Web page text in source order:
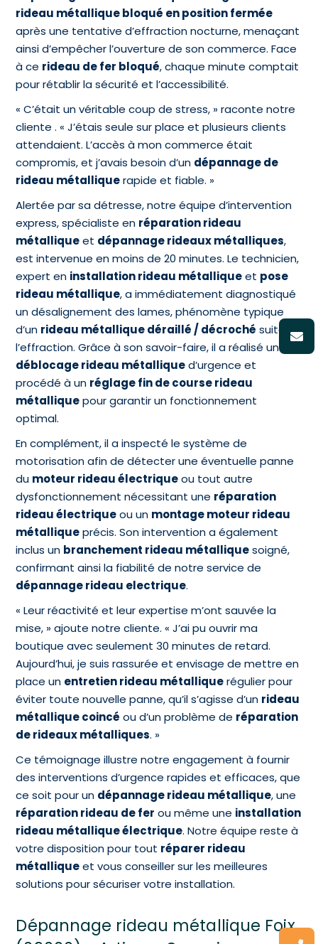
rideau métallique bloqué en position fermée
après une tentative d’effraction nocturne, menaçant
ainsi d’empêcher l’ouverture de son commerce. Face
à ce rideau de fer bloqué, chaque minute comptait
pour rétablir la sécurité et l’accessibilité.
« C’était un véritable coup de stress, » raconte notre
cliente . « J’étais seule sur place et plusieurs clients
attendaient. L’accès à mon commerce était
compromis, et j’avais besoin d’un dépannage de
rideau métalliquerapide et fiable. »
Alertée par sa détresse, notre équipe d’intervention
express, spécialiste en réparation rideau
métalliqueet dépannage rideaux métalliques,
est intervenue en moins de 20 minutes. Le technicien,
expert en installation rideau métalliqueet pose
rideau métallique, a immédiatement diagnostiqué
un désalignement des lames, phénomène typique
d’un rideau métallique déraillé / décroché suite à
l’effraction. Grâce à son savoir-faire, il a réalisé un
déblocage rideau métalliqued’urgence et
procédé à un réglage fin de course rideau
métalliquepour garantir un fonctionnement
optimal.
En complément, il a inspecté le système de
motorisation afin de détecter une éventuelle panne
du moteur rideau électriqueou tout autre
dysfonctionnement nécessitant une réparation
rideau électriqueou un montage moteur rideau
métalliqueprécis. Son intervention a également
inclus un branchement rideau métalliquesoigné,
confirmant ainsi la fiabilité de notre service de
dépannage rideau electrique.
« Leur réactivité et leur expertise m’ont sauvée la
mise, » ajoute notre cliente. « J’ai pu ouvrir ma
boutique avec seulement 30 minutes de retard.
Aujourd’hui, je suis rassurée et envisage de mettre en
place un entretien rideau métalliquerégulier pour
éviter toute nouvelle panne, qu’il s’agisse d’un rideau
métallique coincé ou d’un problème de réparation
de rideaux métalliques. »
Ce témoignage illustre notre engagement à fournir
des interventions d’urgence rapides et efficaces, que
ce soit pour un dépannage rideau métallique, une
réparation rideau de fer ou même une installation
rideau métallique électrique. Notre équipe reste à
votre disposition pour tout réparer rideau
métalliqueet vous conseiller sur les meilleures
solutions pour sécuriser votre installation.
Dépannage rideau métallique Foix